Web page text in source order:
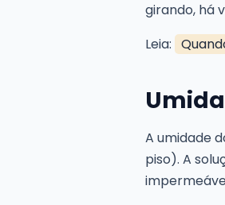
girando, há
Leia:
A umidade
piso). A